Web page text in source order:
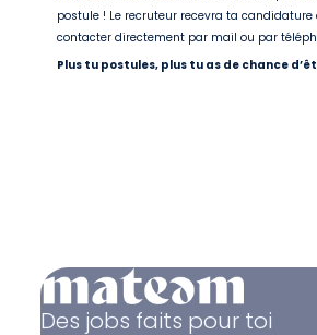
postule ! Le recruteur recevra ta candidature
contacter directement par mail ou par
Plus tu postules, plus tu as de chance
Des jobs faits pour toi